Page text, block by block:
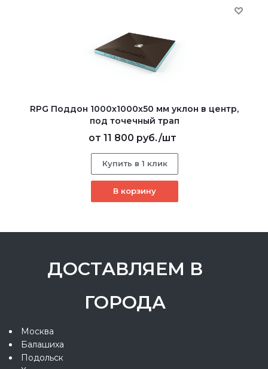
RPG Поддон 1000х1000х50 мм уклон в центр,
под точечный трап
от 11 800 руб./шт
Купить в 1 клик
В корзину
ДОСТАВЛЯЕМ В
ГОРОДА
Москва
Балашиха
Подольск